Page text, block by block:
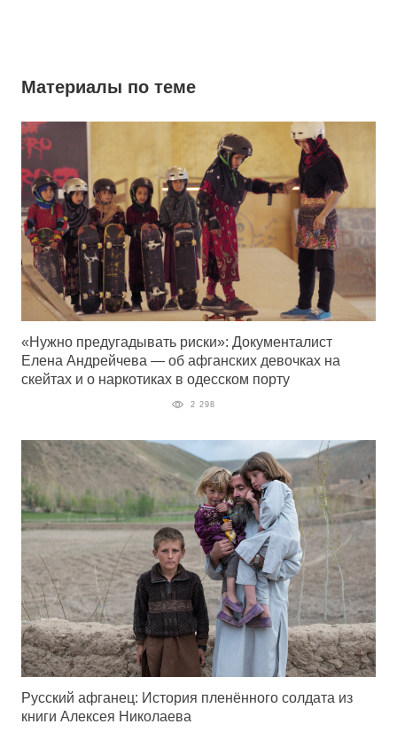
Материалы по теме
«Нужно предугадывать риски»: Документалист
Елена Андрейчева — об афганских девочках на
скейтах и о наркотиках в одесском порту
2 298
Русский афганец: История пленённого солдата из
книги Алексея Николаева